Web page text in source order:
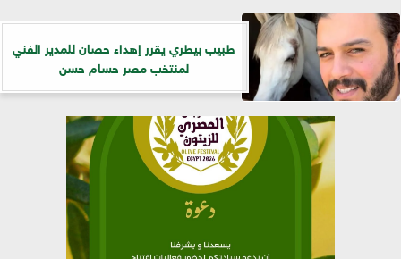
طبيب بيطري يقرر إهداء حصان للمدير الفني
لمنتخب مصر حسام حسن